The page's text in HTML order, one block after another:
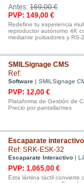
Antes: 169,00 €
PVP: 149,00 €
Redefine tu experiencia
reproductor autónomo 4K
mediante pulsadores y RS-
SMILSignage CMS
Ref:
Software | SMILSignage
PVP: 12,00 €
Plataforma de Gestión de
Precio por pantalla/mes
Escaparate
Ref: SRK-ESK-32
Escaparate Interactivo |
PVP: 1.065,00 €
Esta lámina táctil convierte